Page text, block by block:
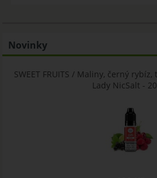
Novinky
SWEET FRUITS / Maliny, černý
Lady NicSalt -